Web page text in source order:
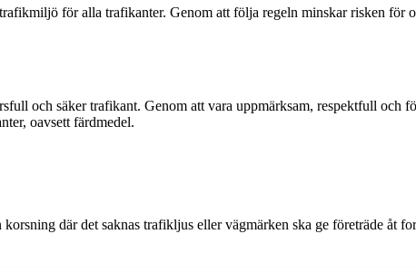
för alla trafikanter. Genom att följa regeln minskar risken
och säker trafikant. Genom att vara uppmärksam, respektfull
oavsett färdmedel.
där det saknas trafikljus eller vägmärken ska ge företräde åt